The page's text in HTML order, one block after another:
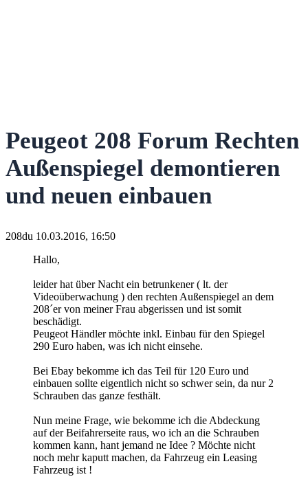
Peugeot 208 Forum Rechten
Außenspiegel demontieren
und neuen einbauen
208du 10.03.2016, 16:50
Hallo,
leider hat über Nacht ein betrunkener ( lt. der
Videoüberwachung ) den rechten Außenspiegel an dem
208´er von meiner Frau abgerissen und ist somit
beschädigt.
Peugeot Händler möchte inkl. Einbau für den Spiegel
290 Euro haben, was ich nicht einsehe.
Bei Ebay bekomme ich das Teil für 120 Euro und
einbauen sollte eigentlich nicht so schwer sein, da nur 2
Schrauben das ganze festhält.
Nun meine Frage, wie bekomme ich die Abdeckung
auf der Beifahrerseite raus, wo ich an die Schrauben
kommen kann, hant jemand ne Idee ? Möchte nicht
noch mehr kaputt machen, da Fahrzeug ein Leasing
Fahrzeug ist !